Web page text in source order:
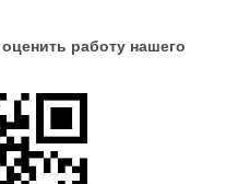
работу нашего